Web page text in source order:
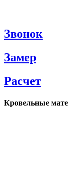
Звонок
Замер
Расчет
Кровельные